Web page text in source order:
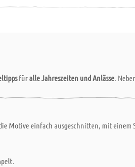
füralle Jahreszeiten und Anlässe.
Motive einfach ausgeschnitten, mit